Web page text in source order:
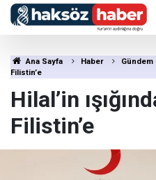
Ana Sayfa Haber Gündem
Filistin’e
Hilal’in
Filistin’e